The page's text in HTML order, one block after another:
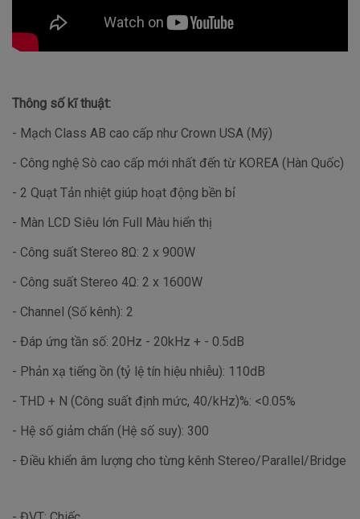
Thông số kĩ thuật:
- Mạch Class AB cao cấp như Crown USA (Mỹ)
- Công nghệ Sò cao cấp mới nhất đến từ KOREA (Hàn Quốc)
- 2 Quạt Tản nhiệt giúp hoạt động bền bỉ
- Màn LCD Siêu lớn Full Màu hiển thị
- Công suất Stereo 8Ω: 2 x 900W
- Công suất Stereo 4Ω: 2 x 1600W
- Channel (Số kênh): 2
- Đáp ứng tần số: 20Hz - 20kHz + - 0.5dB
- Phản xạ tiếng ồn (tỷ lệ tín hiệu nhiễu): 110dB
- THD + N (Công suất định mức, 40/kHz)%: <0.05%
- Hệ số giảm chấn (Hệ số suy): 300
- Điều khiển âm lượng cho từng kênh Stereo/Parallel/Bridge